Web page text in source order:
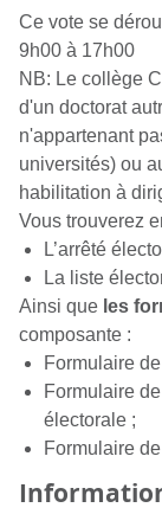
Ce vote se
9h00 à 17h00
NB: Le collège
d'un doctorat
n'appartenant
universités) ou
habilitation à
Vous trouverez
L’arrêté
La liste
Ainsi que les
composante :
Formulaire
Formulaire
électorale ;
Formulaire